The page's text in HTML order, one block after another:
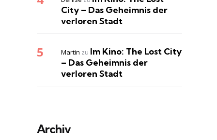
City – Das Geheimnis der
verloren Stadt
Martin zu Im Kino: The Lost City
– Das Geheimnis der
verloren Stadt
Archiv